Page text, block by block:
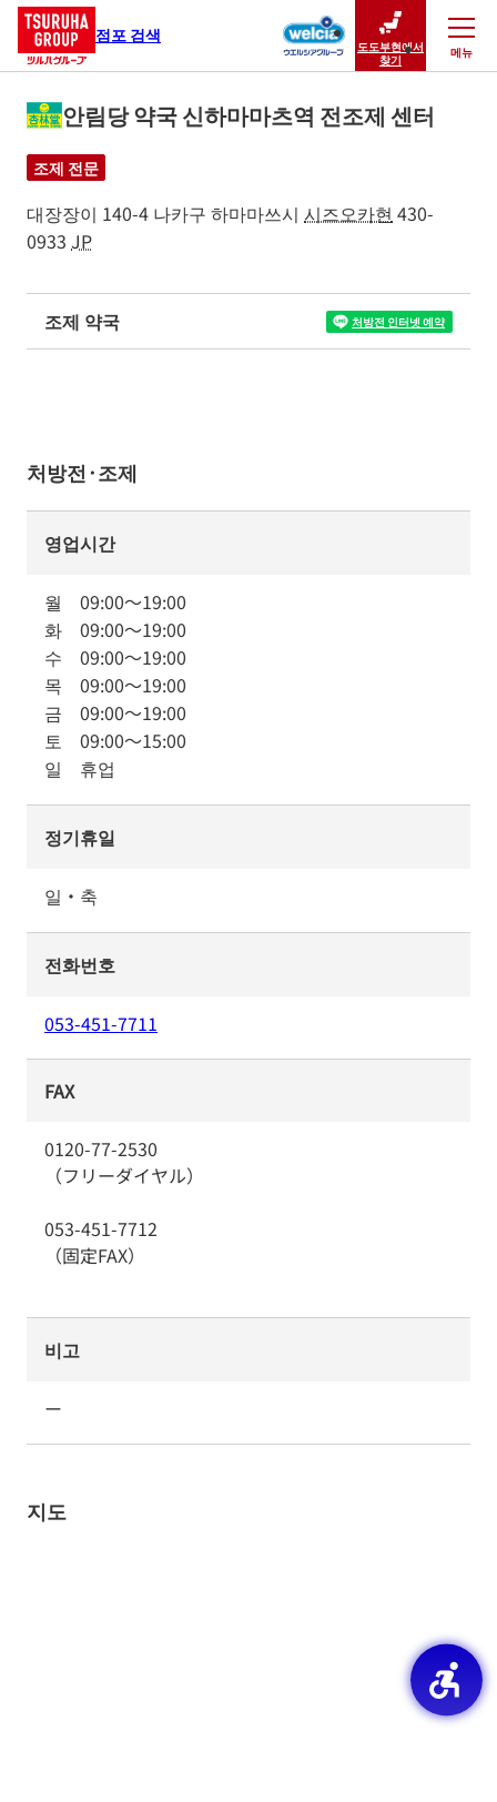
점포 검색
도도부현에서
찾기
메뉴
닫기
안림당 약국 신하마마츠역 전조제 센터
조제 전문
대장장이 140-4 나카구 하마마쓰시 시즈오카현 430-
0933 JP
조제 약국 처방전 인터넷 예약
처방전·조제
영업시간
월 09:00～19:00
화 09:00～19:00
수 09:00～19:00
목 09:00～19:00
금 09:00～19:00
토 09:00～15:00
일 휴업
정기휴일
일・축
전화번호
053-451-7711
FAX
0120-77-2530
（フリーダイヤル）
053-451-7712
（固定FAX）
비고
ー
지도